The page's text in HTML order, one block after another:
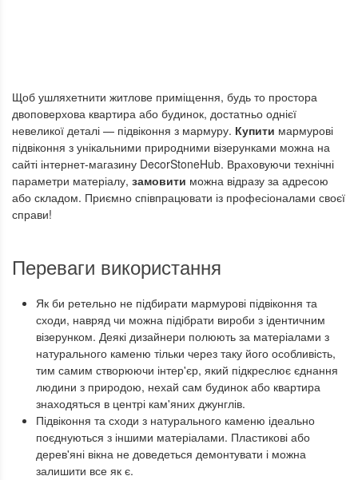
Щоб ушляхетнити житлове приміщення, будь то простора
двоповерхова квартира або будинок, достатньо однієї
невеликої деталі — підвіконня з мармуру. Купити мармурові
підвіконня з унікальними природними візерунками можна на
сайті інтернет-магазину DecorStoneHub. Враховуючи технічні
параметри матеріалу, замовити можна відразу за адресою
або складом. Приємно співпрацювати із професіоналами своєї
справи!
Переваги використання
Як би ретельно не підбирати мармурові підвіконня та
сходи, навряд чи можна підібрати вироби з ідентичним
візерунком. Деякі дизайнери полюють за матеріалами з
натурального каменю тільки через таку його особливість,
тим самим створюючи інтер'єр, який підкреслює єднання
людини з природою, нехай сам будинок або квартира
знаходяться в центрі кам'яних джунглів.
Підвіконня та сходи з натурального каменю ідеально
поєднуються з іншими матеріалами. Пластикові або
дерев'яні вікна не доведеться демонтувати і можна
залишити все як є.